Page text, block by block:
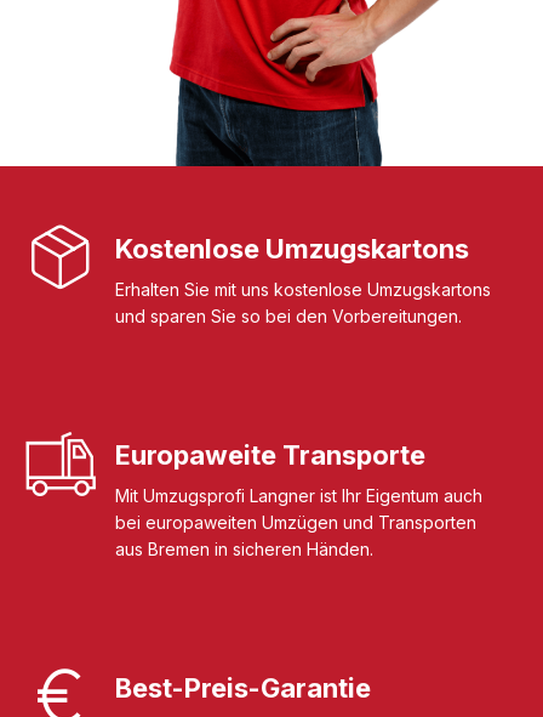
Kostenlose Umzugskartons
Erhalten Sie mit uns kostenlose Umzugskartons
und sparen Sie so bei den Vorbereitungen.
Europaweite Transporte
Mit Umzugsprofi Langner ist Ihr Eigentum auch
bei europaweiten Umzügen und Transporten
aus Bremen in sicheren Händen.
Best-Preis-Garantie